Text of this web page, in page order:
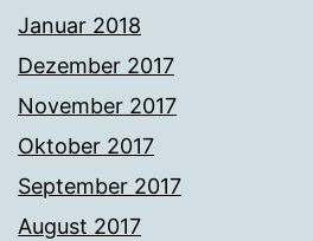
Januar 2018
Dezember 2017
November 2017
Oktober 2017
September 2017
August 2017